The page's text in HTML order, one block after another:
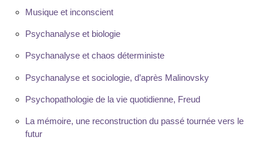
Musique et inconscient
Psychanalyse et biologie
Psychanalyse et chaos déterministe
Psychanalyse et sociologie, d’après Malinovsky
Psychopathologie de la vie quotidienne, Freud
La mémoire, une reconstruction du passé tournée vers le
futur